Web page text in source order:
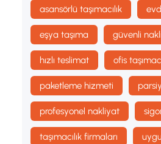
asansörlü taşımacılık
eşya taşıma güvenli
hızlı teslimat ofis
paketleme hizmeti
profesyonel nakliyat
taşımacılık firmaları